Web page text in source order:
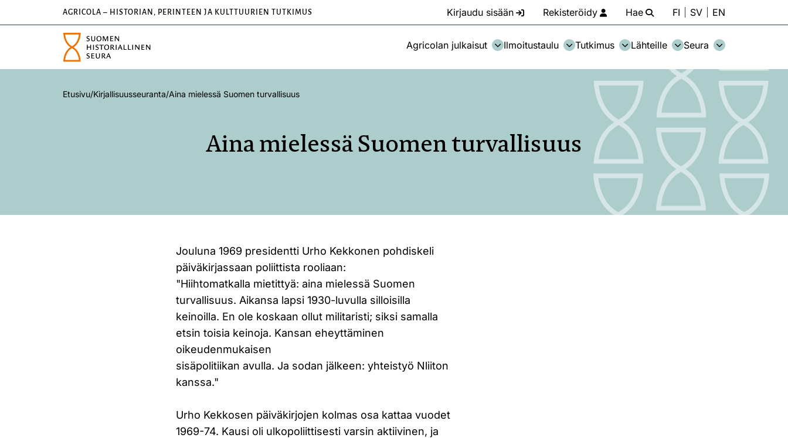
AGRICOLA – HISTORIAN, PERINTEEN JA KULTTUURIEN TUTKIMUS Kirjaudu sisään Rekisteröidy Hae FI SV EN
Agricolan julkaisut Ilmoitustaulu Tutkimus Lähteille Seura
Etusivu/Kirjallisuusseuranta/Aina mielessä Suomen turvallisuus
Aina mielessä Suomen turvallisuus
Jouluna 1969 presidentti Urho Kekkonen pohdiskeli
päiväkirjassaan poliittista rooliaan:
"Hiihtomatkalla mietittyä: aina mielessä Suomen
turvallisuus. Aikansa lapsi 1930-luvulla silloisilla
keinoilla. En ole koskaan ollut militaristi; siksi samalla
etsin toisia keinoja. Kansan eheyttäminen
oikeudenmukaisen
sisäpolitiikan avulla. Ja sodan jälkeen: yhteistyö Nliiton
kanssa."
Urho Kekkosen päiväkirjojen kolmas osa kattaa vuodet
1969-74. Kausi oli ulkopoliittisesti varsin aktiivinen, ja